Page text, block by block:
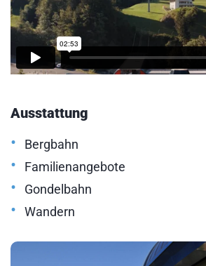
Ausstattung
• Bergbahn
• Familienangebote
• Gondelbahn
• Wandern